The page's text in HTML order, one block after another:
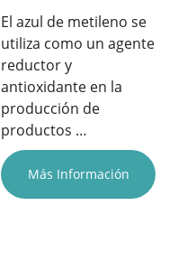
El azul de metileno se
utiliza como un agente
reductor y
antioxidante en la
producción de
productos …
Más Información